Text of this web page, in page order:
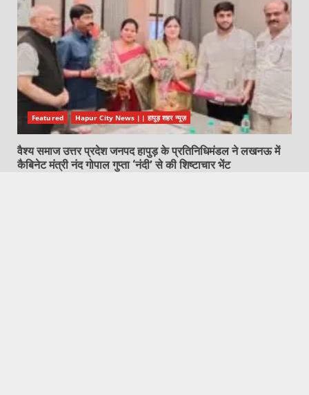
Featured Hapur City News || हापुड़ शहर न्यूज़
वैश्य समाज उत्तर प्रदेश जनपद हापुड़ के प्रतिनिधिमंडल ने लखनऊ में
कैबिनेट मंत्री नंद गोपाल गुप्ता ‘नंदी’ से की शिष्टाचार भेंट